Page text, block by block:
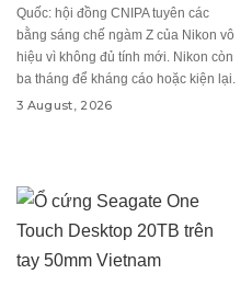
Quốc: hội đồng CNIPA tuyên các
bằng sáng chế ngàm Z của Nikon vô
hiệu vì không đủ tính mới. Nikon còn
ba tháng để kháng cáo hoặc kiện lại.
3 August, 2026